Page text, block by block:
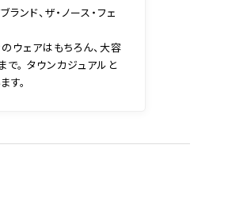
ンド、ザ・ノース・フェ
ウェアはもちろん、大容
で。 タウンカジュアルと
す。